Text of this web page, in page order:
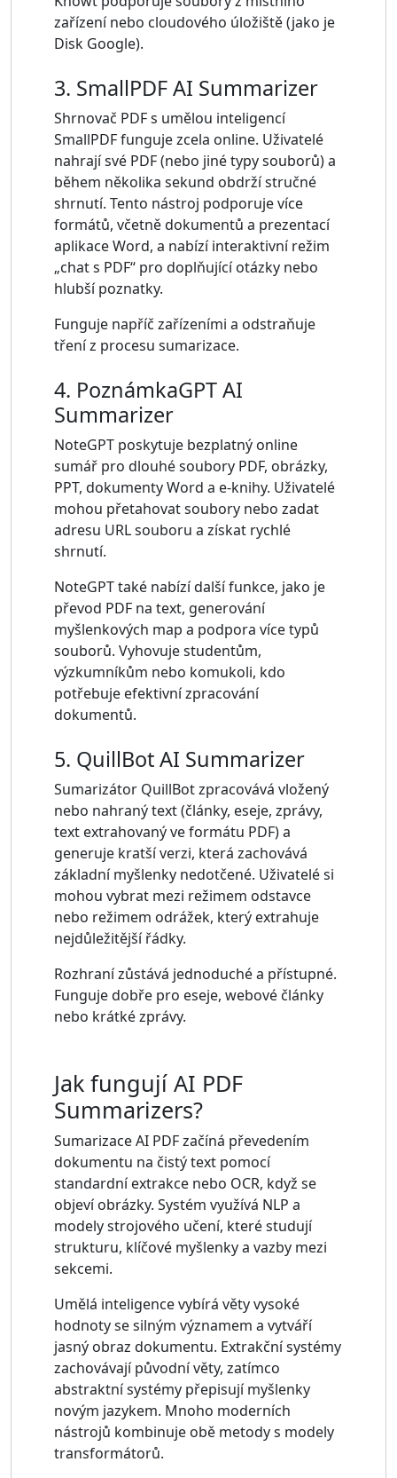
zařízení nebo cloudového úložiště (jako je
Disk Google).
3. SmallPDF AI Summarizer
Shrnovač PDF s umělou inteligencí
SmallPDF funguje zcela online. Uživatelé
nahrají své PDF (nebo jiné typy souborů) a
během několika sekund obdrží stručné
shrnutí. Tento nástroj podporuje více
formátů, včetně dokumentů a prezentací
aplikace Word, a nabízí interaktivní režim
„chat s PDF“ pro doplňující otázky nebo
hlubší poznatky.
Funguje napříč zařízeními a odstraňuje
tření z procesu sumarizace.
4. PoznámkaGPT AI
Summarizer
NoteGPT poskytuje bezplatný online
sumář pro dlouhé soubory PDF, obrázky,
PPT, dokumenty Word a e-knihy. Uživatelé
mohou přetahovat soubory nebo zadat
adresu URL souboru a získat rychlé
shrnutí.
NoteGPT také nabízí další funkce, jako je
převod PDF na text, generování
myšlenkových map a podpora více typů
souborů. Vyhovuje studentům,
výzkumníkům nebo komukoli, kdo
potřebuje efektivní zpracování
dokumentů.
5. QuillBot AI Summarizer
Sumarizátor QuillBot zpracovává vložený
nebo nahraný text (články, eseje, zprávy,
text extrahovaný ve formátu PDF) a
generuje kratší verzi, která zachovává
základní myšlenky nedotčené. Uživatelé si
mohou vybrat mezi režimem odstavce
nebo režimem odrážek, který extrahuje
nejdůležitější řádky.
Rozhraní zůstává jednoduché a přístupné.
Funguje dobře pro eseje, webové články
nebo krátké zprávy.
Jak fungují AI PDF
Summarizers?
Sumarizace AI PDF začíná převedením
dokumentu na čistý text pomocí
standardní extrakce nebo OCR, když se
objeví obrázky. Systém využívá NLP a
modely strojového učení, které studují
strukturu, klíčové myšlenky a vazby mezi
sekcemi.
Umělá inteligence vybírá věty vysoké
hodnoty se silným významem a vytváří
jasný obraz dokumentu. Extrakční systémy
zachovávají původní věty, zatímco
abstraktní systémy přepisují myšlenky
novým jazykem. Mnoho moderních
nástrojů kombinuje obě metody s modely
transformátorů.